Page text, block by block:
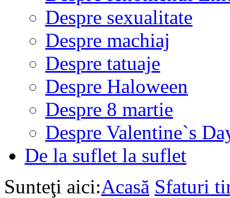
Despre sexualitate
Despre machiaj
Despre tatuaje
Despre Haloween
Despre 8 martie
Despre Valentine`s
De la suflet la suflet
Sunteţi aici:Acasă Sfaturi